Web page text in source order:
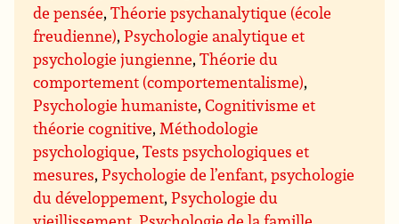
de pensée,Théorie psychanalytique (école
freudienne),Psychologie analytique et
psychologie jungienne,Théorie du
comportement (comportementalisme),
Psychologie humaniste,Cognitivisme et
théorie cognitive,Méthodologie
psychologique,Tests psychologiques et
mesures,Psychologie de l’enfant, psychologie
du développement,Psychologie du